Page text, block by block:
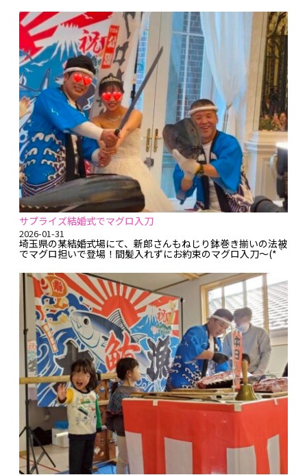
てのインドマグロを200人前のお刺身とお寿司にしてご提供～
>゜)))彡ヾ(ﾟ▽､ﾟ*)ﾉ♪ この度はご用命いただきありがとうご
ざいま～す ...
サプライズ結婚式でマグロ入刀
2026-01-31
埼玉県の某結婚式場にて、新郎さんもねじり鉢巻き揃いの法被
でマグロ担いで登場！間髪入れずにお約束のマグロ入刀～(*｀